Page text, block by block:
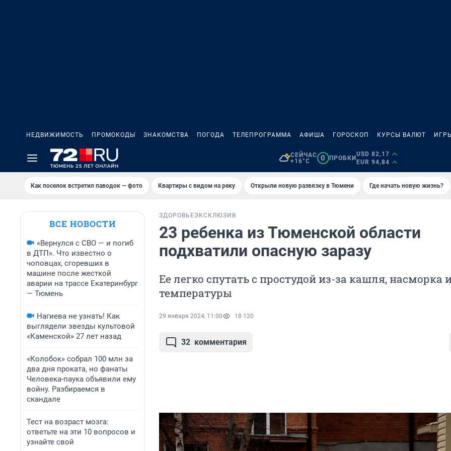
НЕДВИЖИМОСТЬ ПРОМОКОДЫ ЗНАКОМСТВА ПОГОДА ТЕЛЕПРОГРАММА АФИША ГОРОСКОП КУРСЫ ВАЛЮТ
СЕЙЧАС
+16°C
0 ПРОБКИ
USD 82,17
EUR 94,84
Как поселок встретил паводок — фото Квартиры с видом на реку Открыли новую развязку в Тюмени Где начать новую жизнь?
ВСЕ НОВОСТИ
«Вернулся с СВО — и погиб
в ДТП». Что известно о
чоповцах, сгоревших в
машине после жесткой
аварии на трассе Екатеринбург
— Тюмень
Нагиева не узнать! Как
выглядели звезды культовой
«Каменской» 27 лет назад
«Колобок» собрал 100 млн за
два дня проката, но фанаты
Человека-паука объявили ему
войну. Разбираемся в
скандале
Тест на возраст мозга:
ответьте на эти 10 вопросов и
узнайте свой
ЗДОРОВЬЕЭКСКЛЮЗИВ
23 ребенка из Тюменской области
подхватили опасную заразу
Ее легко спутать с простудой из-за кашля, насморка
температуры
29 января 2024, 11:00 18 120
32 комментария